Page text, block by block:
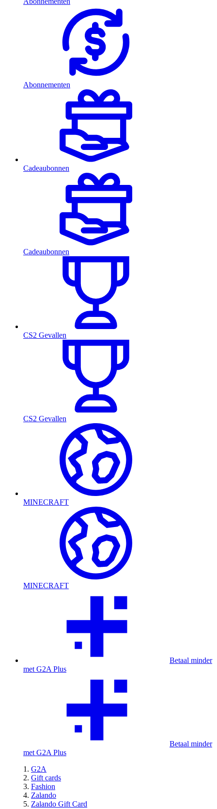
Abonnementen
Cadeaubonnen
Cadeaubonnen
CS2 Gevallen
CS2 Gevallen
MINECRAFT
MINECRAFT
Betaal minder
met G2A Plus
Betaal minder
met G2A Plus
G2A
Gift cards
Fashion
Zalando
Zalando Gift Card